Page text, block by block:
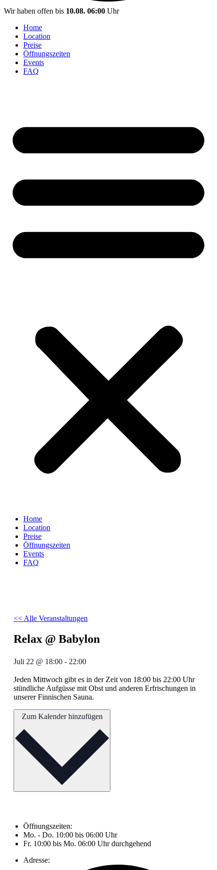
Wir haben offen bis 10.08. 06:00 Uhr
Home
Location
Preise
Öffnungszeiten
Events
FAQ
Home
Location
Preise
Öffnungszeiten
Events
FAQ
<< Alle Veranstaltungen
Relax @ Babylon
Juli 22 @ 18:00 - 22:00
Jeden Mittwoch gibt es in der Zeit von 18:00 bis 22:00 Uhr
stündliche Aufgüsse mit Obst und anderen Erfrischungen in
unserer Finnischen Sauna.
Öffnungszeiten:
Mo. - Do. 10:00 bis 06:00 Uhr
Fr. 10:00 bis Mo. 06:00 Uhr durchgehend
Adresse: